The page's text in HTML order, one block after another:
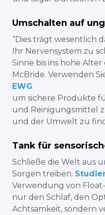
Umschalten auf
“Dies trägt wesentlich
Ihr Nervensystem zu
Sinne bis ins hohe
McBride. Verwenden
EWG
um sichere Produkte
und Reinigungsmittel
und der Umwelt zu
Tank für
Schließe die Welt aus
Sorgen treiben.
Verwendung von
nur den Schlaf, den
Achtsamkeit, sondern